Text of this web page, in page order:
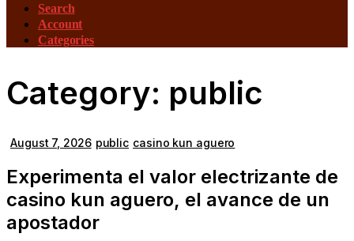
Search
Account
Categories
Category: public
August 7, 2026 public casino kun aguero
Experimenta el valor electrizante de
casino kun aguero, el avance de un
apostador